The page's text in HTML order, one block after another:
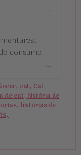
...
consumo
...
cat, Cat
de cat, história de
histórias de